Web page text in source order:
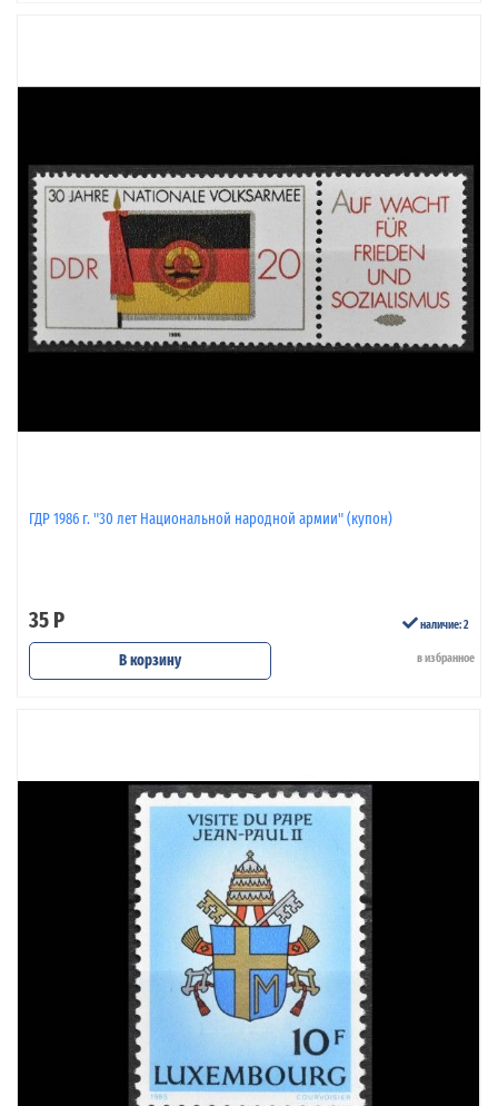
ГДР 1986 г. "30 лет Национальной народной армии" (купон)
35 Р наличие: 2
В корзину в избранное